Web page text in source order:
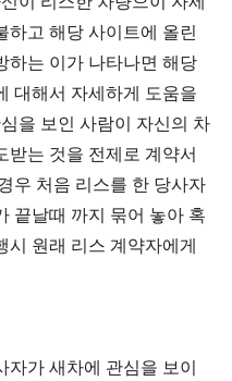
하고 해당 사이트에 올린
하는 이가 나타나면 해당
대해서 자세하게 도움을
을 보인 사람이 자신의 차
받는 것을 전제로 계약서
우 처음 리스를 한 당사자
끝날때 까지 묶어 놓아 혹
원래 리스 계약자에게
가 새차에 관심을 보이